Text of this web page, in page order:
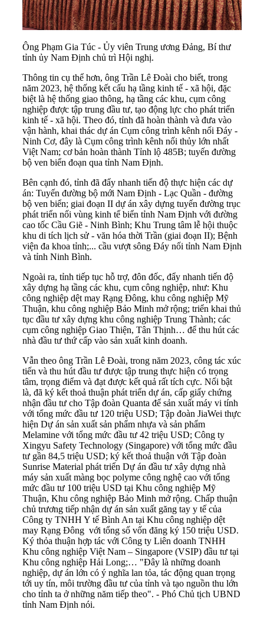
Ông Phạm Gia Túc - Ủy viên Trung ương Đảng, Bí thư
tỉnh ủy Nam Định chủ trì Hội nghị.
Thông tin cụ thể hơn, ông Trần Lê Đoài cho biết, trong
năm 2023, hệ thống kết cấu hạ tầng kinh tế - xã hội, đặc
biệt là hệ thống giao thông, hạ tầng các khu, cụm công
nghiệp được tập trung đầu tư, tạo động lực cho phát triển
kinh tế - xã hội. Theo đó, tỉnh đã hoàn thành và đưa vào
vận hành, khai thác dự án Cụm công trình kênh nối Đáy -
Ninh Cơ, đây là Cụm công trình kênh nối thủy lớn nhất
Việt Nam; cơ bản hoàn thành Tỉnh lộ 485B; tuyến đường
bộ ven biển đoạn qua tỉnh Nam Định.
Bên cạnh đó, tỉnh đã đẩy nhanh tiến độ thực hiện các dự
án: Tuyến đường bộ mới Nam Định - Lạc Quần - đường
bộ ven biển; giai đoạn II dự án xây dựng tuyến đường trục
phát triển nối vùng kinh tế biển tỉnh Nam Định với đường
cao tốc Cầu Giẽ - Ninh Bình; Khu Trung tâm lễ hội thuộc
khu di tích lịch sử - văn hóa thời Trần (giai đoạn II); Bệnh
viện đa khoa tỉnh;... cầu vượt sông Đáy nối tỉnh Nam Định
và tỉnh Ninh Bình.
Ngoài ra, tỉnh tiếp tục hỗ trợ, đôn đốc, đẩy nhanh tiến độ
xây dựng hạ tầng các khu, cụm công nghiệp, như: Khu
công nghiệp dệt may Rạng Đông, khu công nghiệp Mỹ
Thuận, khu công nghiệp Bảo Minh mở rộng; triển khai thủ
tục đầu tư xây dựng khu công nghiệp Trung Thành; các
cụm công nghiệp Giao Thiện, Tân Thịnh… để thu hút các
nhà đầu tư thứ cấp vào sản xuất kinh doanh.
Vẫn theo ông Trần Lê Đoài, trong năm 2023, công tác xúc
tiến và thu hút đầu tư được tập trung thực hiện có trọng
tâm, trọng điểm và đạt được kết quả rất tích cực. Nổi bật
là, đã ký kết thoả thuận phát triển dự án, cấp giấy chứng
nhận đầu tư cho Tập đoàn Quanta để sản xuất máy vi tính
với tổng mức đầu tư 120 triệu USD; Tập đoàn JiaWei thực
hiện Dự án sản xuất sản phẩm nhựa và sản phẩm
Melamine với tổng mức đầu tư 42 triệu USD; Công ty
Xingyu Safety Technology (Singapore) với tổng mức đầu
tư gần 84,5 triệu USD; ký kết thoả thuận với Tập đoàn
Sunrise Material phát triển Dự án đầu tư xây dựng nhà
máy sản xuất màng bọc polyme công nghệ cao với tổng
mức đầu tư 100 triệu USD tại Khu công nghiệp Mỹ
Thuận, Khu công nghiệp Bảo Minh mở rộng. Chấp thuận
chủ trương tiếp nhận dự án sản xuất găng tay y tế của
Công ty TNHH Y tế Bình An tại Khu công nghiệp dệt
may Rạng Đông với tổng số vốn đăng ký 150 triệu USD.
Ký thỏa thuận hợp tác với Công ty Liên doanh TNHH
Khu công nghiệp Việt Nam – Singapore (VSIP) đầu tư tại
Khu công nghiệp Hải Long;… "Đây là những doanh
nghiệp, dự án lớn có ý nghĩa lan tỏa, tác động quan trọng
tới uy tín, môi trường đầu tư của tỉnh và tạo nguồn thu lớn
cho tỉnh ta ở những năm tiếp theo". - Phó Chủ tịch UBND
tỉnh Nam Định nói.